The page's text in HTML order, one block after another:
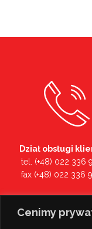
Cenimy
Dział obsługi
tel. (+48) 022 336
fax (+48) 022 336
tel. (+48) 022 336